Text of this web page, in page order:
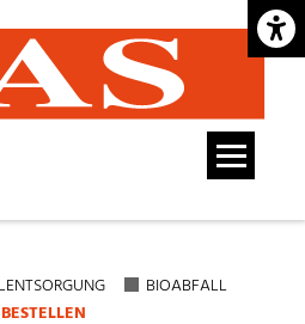
BIOABFALL